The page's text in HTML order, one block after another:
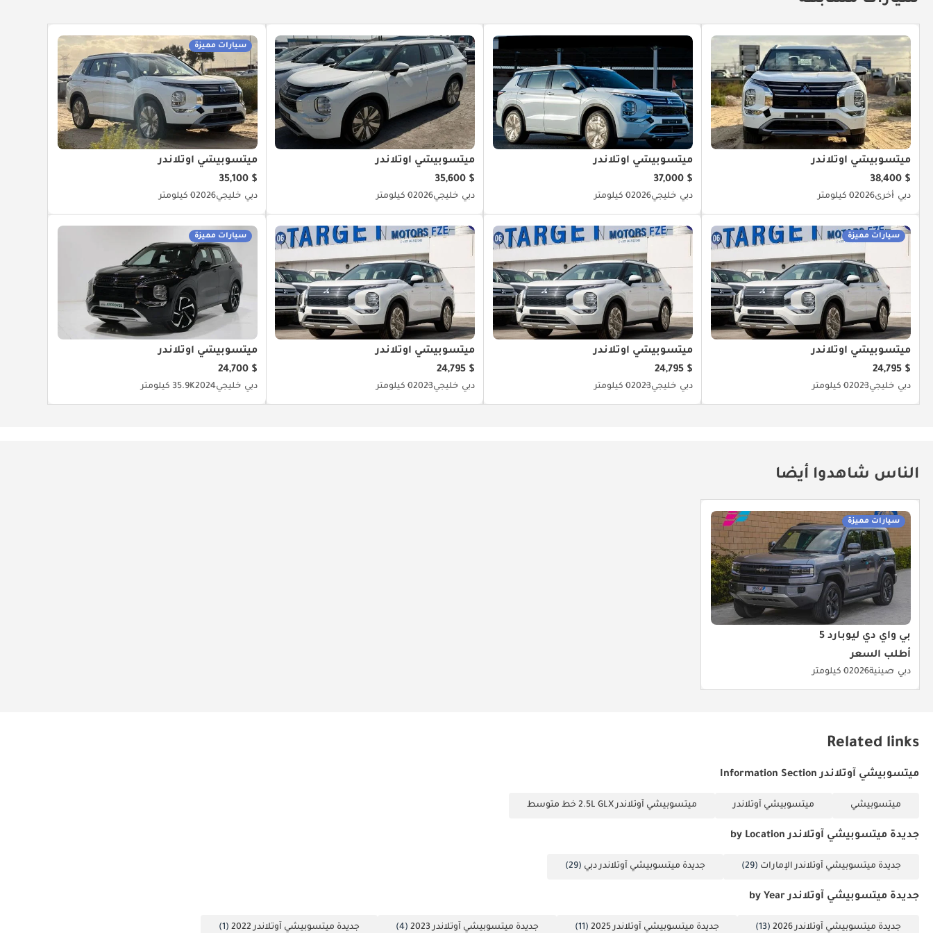
ميتسوبيشي آوتلاندر
$ 38,400
دبي أخرى20260 كيلومتر
ميتسوبيشي آوتلاندر
$ 37,000
دبي خليجي20260 كيلومتر
ميتسوبيشي آوتلاندر
$ 35,600
دبي خليجي20260 كيلومتر
سيارات مميزة
ميتسوبيشي آوتلاندر
$ 35,100
دبي خليجي20260 كيلومتر
سيارات مميزة
ميتسوبيشي آوتلاندر
$ 24,795
دبي خليجي20230 كيلومتر
ميتسوبيشي آوتلاندر
$ 24,795
دبي خليجي20230 كيلومتر
ميتسوبيشي آوتلاندر
$ 24,795
دبي خليجي20230 كيلومتر
سيارات مميزة
ميتسوبيشي آوتلاندر
$ 24,700
دبي خليجي202435.9K كيلومتر
الناس شاهدوا أيضا
سيارات مميزة
بي واي دي ليوبارد 5
أطلب السعر
دبي صينية20260 كيلومتر
Related links
ميتسوبيشي آوتلاندر Information Section
ميتسوبيشي ميتسوبيشي آوتلاندر ميتسوبيشي آوتلاندر 2.5L GLX خط متوسط
جديدة ميتسوبيشي آوتلاندر by Location
جديدة ميتسوبيشي آوتلاندر الإمارات (29) جديدة ميتسوبيشي آوتلاندر دبي (29)
جديدة ميتسوبيشي آوتلاندر by Year
جديدة ميتسوبيشي آوتلاندر 2026 (13) جديدة ميتسوبيشي آوتلاندر 2025 (11) جديدة ميتسوبيشي آوتلاندر 2023 (4) جديدة ميتسوبيشي آوتلاندر 2022 (1)